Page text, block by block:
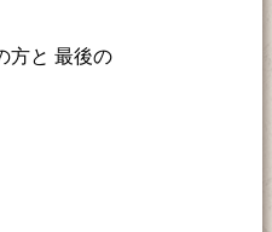
方と 最後の